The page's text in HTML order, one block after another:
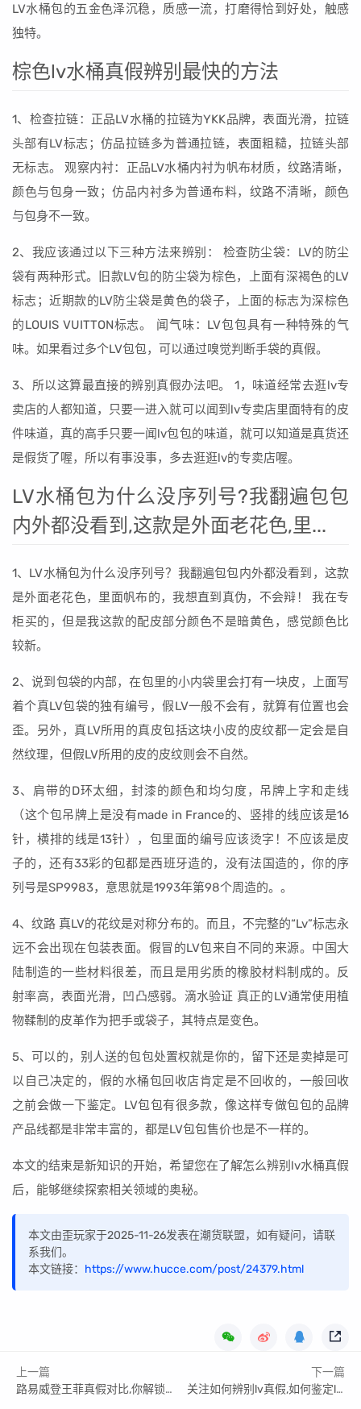
LV水桶包的五金色泽沉稳，质感一流，打磨得恰到好处，触感
独特。
棕色lv水桶真假辨别最快的方法
1、检查拉链：正品LV水桶的拉链为YKK品牌，表面光滑，拉链
头部有LV标志；仿品拉链多为普通拉链，表面粗糙，拉链头部
无标志。 观察内衬：正品LV水桶内衬为帆布材质，纹路清晰，
颜色与包身一致；仿品内衬多为普通布料，纹路不清晰，颜色
与包身不一致。
2、我应该通过以下三种方法来辨别： 检查防尘袋：LV的防尘
袋有两种形式。旧款LV包的防尘袋为棕色，上面有深褐色的LV
标志；近期款的LV防尘袋是黄色的袋子，上面的标志为深棕色
的LOUIS VUITTON标志。 闻气味：LV包包具有一种特殊的气
味。如果看过多个LV包包，可以通过嗅觉判断手袋的真假。
3、所以这算最直接的辨别真假办法吧。 1，味道经常去逛lv专
卖店的人都知道，只要一进入就可以闻到lv专卖店里面特有的皮
件味道，真的高手只要一闻lv包包的味道，就可以知道是真货还
是假货了喔，所以有事没事，多去逛逛lv的专卖店喔。
LV水桶包为什么没序列号?我翻遍包包
内外都没看到,这款是外面老花色,里...
1、LV水桶包为什么没序列号？我翻遍包包内外都没看到，这款
是外面老花色，里面帆布的，我想直到真伪，不会辩！ 我在专
柜买的，但是我这款的配皮部分颜色不是暗黄色，感觉颜色比
较新。
2、说到包袋的内部，在包里的小内袋里会打有一块皮，上面写
着个真LV包袋的独有编号，假LV一般不会有，就算有位置也会
歪。另外，真LV所用的真皮包括这块小皮的皮纹都一定会是自
然纹理，但假LV所用的皮的皮纹则会不自然。
3、肩带的D环太细，封漆的颜色和均匀度，吊牌上字和走线
（这个包吊牌上是没有made in France的、竖排的线应该是16
针，横排的线是13针），包里面的编号应该烫字！不应该是皮
子的，还有33彩的包都是西班牙造的，没有法国造的，你的序
列号是SP9983，意思就是1993年第98个周造的。。
4、纹路 真LV的花纹是对称分布的。而且，不完整的“Lv”标志永
远不会出现在包装表面。假冒的LV包来自不同的来源。中国大
陆制造的一些材料很差，而且是用劣质的橡胶材料制成的。反
射率高，表面光滑，凹凸感弱。滴水验证 真正的LV通常使用植
物鞣制的皮革作为把手或袋子，其特点是变色。
5、可以的，别人送的包包处置权就是你的，留下还是卖掉是可
以自己决定的，假的水桶包回收店肯定是不回收的，一般回收
之前会做一下鉴定。LV包包有很多款，像这样专做包包的品牌
产品线都是非常丰富的，都是LV包包售价也是不一样的。
本文的结束是新知识的开始，希望您在了解怎么辨别lv水桶真假
后，能够继续探索相关领域的奥秘。
本文由歪玩家于2025-11-26发表在潮货联盟，如有疑问，请联
系我们。
本文链接： https://www.hucce.com/post/24379.html
上一篇
路易威登王菲真假对比,你解锁了哪几个
下一篇
关注如何辨别lv真假,如何鉴定lv包包真假